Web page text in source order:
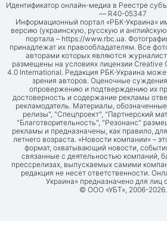
Идентификатор онлайн-медиа в Реестре
— R40-05347
Информационный портал «РБК-Украина»
версию (украинскую, русскую и
портала – https://www.rbc.ua.
принадлежат их правообладателям. Все
авторами которых являются
размещены на условиях лицензии Creative
4.0 International. Редакция РБК-Украина
зрения авторов. Оценочные
опровержению и подтверждению их
достоверность и содержание рекламы
рекламодатель. Материалы,
релизы", "Спецпроект", "Партнерский
"Благотворительность", "Резонанс"
рекламы и предназначены, как правило,
летнего возраста. «Новости компании» –
формат, охватывающий новости,
связанные с деятельностью компаний,
прессрелизах, выпускаемых самими
редакция не несет ответственности.
Украина» предназначено для лиц
© ООО «УБТ», 2006-2026.